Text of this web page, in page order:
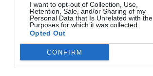
I want to opt-out of Collection, Use,
Retention, Sale, and/or Sharing of my
Personal Data that Is Unrelated with the
Purposes for which it was collected.
Opted Out
CONFIRM